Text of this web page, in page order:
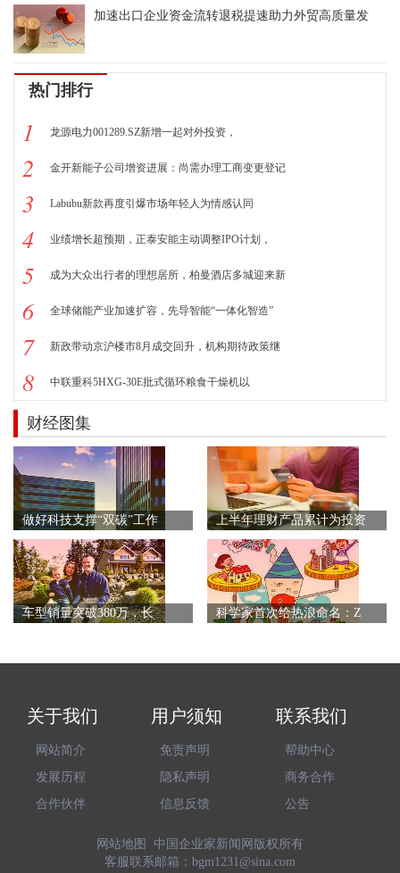
加速出口企业资金流转退税提速助力外贸高质量发
热门排行
1 龙源电力001289.SZ新增一起对外投资，
2 金开新能子公司增资进展：尚需办理工商变更登记
3 Labubu新款再度引爆市场年轻人为情感认同
4 业绩增长超预期，正泰安能主动调整IPO计划，
5 成为大众出行者的理想居所，柏曼酒店多城迎来新
6 全球储能产业加速扩容，先导智能“一体化智造”
7 新政带动京沪楼市8月成交回升，机构期待政策继
8 中联重科5HXG-30E批式循环粮食干燥机以
财经图集
做好科技支撑“双碳”工作 上半年理财产品累计为投资
车型销量突破380万，长 科学家首次给热浪命名：Z
关于我们
网站简介
发展历程
合作伙伴
用户须知
免责声明
隐私声明
信息反馈
联系我们
帮助中心
商务合作
公告
网站地图 中国企业家新闻网 版权所有
客服联系邮箱：bgm1231@sina.com